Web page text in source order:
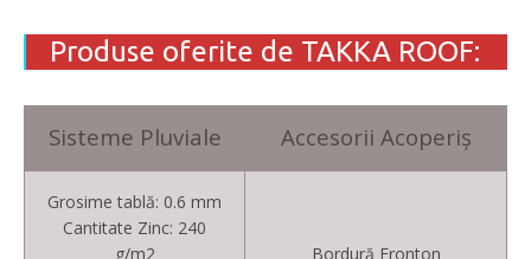
Produse oferite de TAKKA ROOF:
Sisteme Pluviale Accesorii Acoperiş
Grosime tablă: 0.6 mm
Cantitate Zinc: 240
g/m2
Bordură Fronton